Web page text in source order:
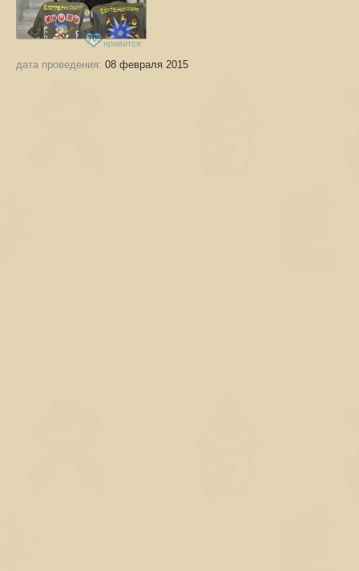
705 нравится
дата проведения: 08 февраля 2015